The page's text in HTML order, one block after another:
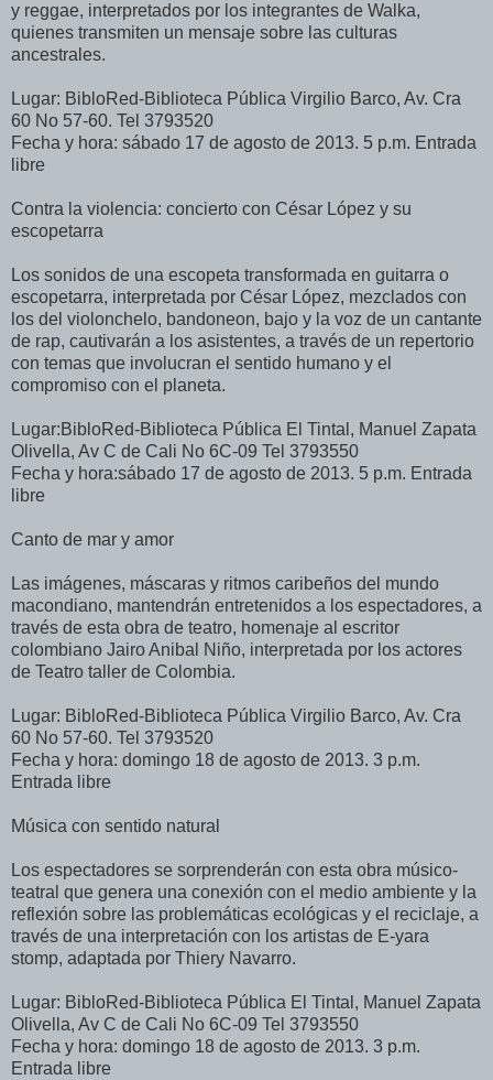
y reggae, interpretados por los integrantes de Walka,
quienes transmiten un mensaje sobre las culturas
ancestrales.
Lugar: BibloRed-Biblioteca Pública Virgilio Barco, Av. Cra
60 No 57-60. Tel 3793520
Fecha y hora: sábado 17 de agosto de 2013. 5 p.m. Entrada
libre
Contra la violencia: concierto con César López y su
escopetarra
Los sonidos de una escopeta transformada en guitarra o
escopetarra, interpretada por César López, mezclados con
los del violonchelo, bandoneon, bajo y la voz de un cantante
de rap, cautivarán a los asistentes, a través de un repertorio
con temas que involucran el sentido humano y el
compromiso con el planeta.
Lugar:BibloRed-Biblioteca Pública El Tintal, Manuel Zapata
Olivella, Av C de Cali No 6C-09 Tel 3793550
Fecha y hora:sábado 17 de agosto de 2013. 5 p.m. Entrada
libre
Canto de mar y amor
Las imágenes, máscaras y ritmos caribeños del mundo
macondiano, mantendrán entretenidos a los espectadores, a
través de esta obra de teatro, homenaje al escritor
colombiano Jairo Anibal Niño, interpretada por los actores
de Teatro taller de Colombia.
Lugar: BibloRed-Biblioteca Pública Virgilio Barco, Av. Cra
60 No 57-60. Tel 3793520
Fecha y hora: domingo 18 de agosto de 2013. 3 p.m.
Entrada libre
Música con sentido natural
Los espectadores se sorprenderán con esta obra músico-
teatral que genera una conexión con el medio ambiente y la
reflexión sobre las problemáticas ecológicas y el reciclaje, a
través de una interpretación con los artistas de E-yara
stomp, adaptada por Thiery Navarro.
Lugar: BibloRed-Biblioteca Pública El Tintal, Manuel Zapata
Olivella, Av C de Cali No 6C-09 Tel 3793550
Fecha y hora: domingo 18 de agosto de 2013. 3 p.m.
Entrada libre